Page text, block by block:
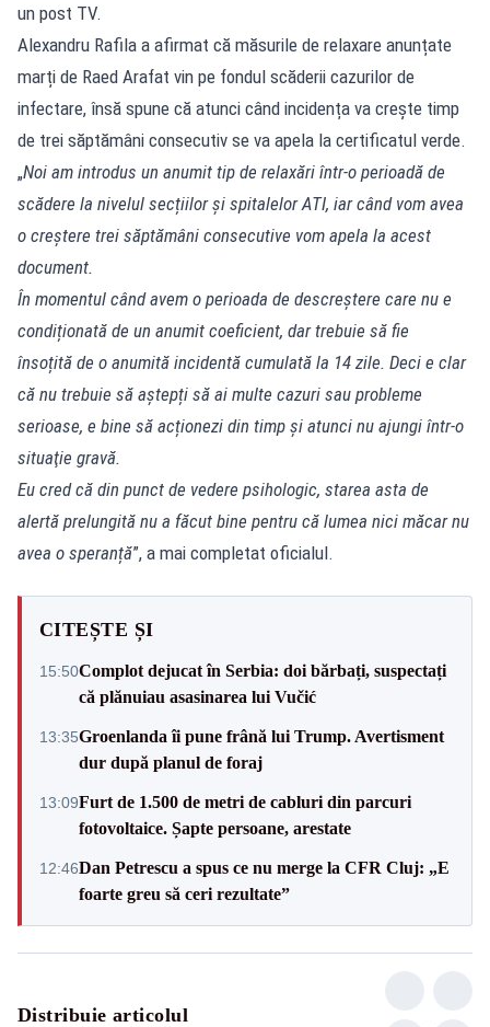
un post TV.
Alexandru Rafila a afirmat că măsurile de relaxare anunțate
marți de Raed Arafat vin pe fondul scăderii cazurilor de
infectare, însă spune că atunci când incidența va crește timp
de trei săptămâni consecutiv se va apela la certificatul verde.
„Noi am introdus un anumit tip de relaxări într-o perioadă de
scădere la nivelul secțiilor şi spitalelor ATI, iar când vom avea
o creștere trei săptămâni consecutive vom apela la acest
document.
În momentul când avem o perioada de descreștere care nu e
condiționată de un anumit coeficient, dar trebuie să fie
însoțită de o anumită incidentă cumulată la 14 zile. Deci e clar
că nu trebuie să aștepți să ai multe cazuri sau probleme
serioase, e bine să acționezi din timp şi atunci nu ajungi într-o
situaţie gravă.
Eu cred că din punct de vedere psihologic, starea asta de
alertă prelungită nu a făcut bine pentru că lumea nici măcar nu
avea o speranță”, a mai completat oficialul.
CITEȘTE ȘI
15:50Complot dejucat în Serbia: doi bărbați, suspectați
că plănuiau asasinarea lui Vučić
13:35Groenlanda îi pune frână lui Trump. Avertisment
dur după planul de foraj
13:09Furt de 1.500 de metri de cabluri din parcuri
fotovoltaice. Șapte persoane, arestate
12:46Dan Petrescu a spus ce nu merge la CFR Cluj: „E
foarte greu să ceri rezultate”
Distribuie articolul